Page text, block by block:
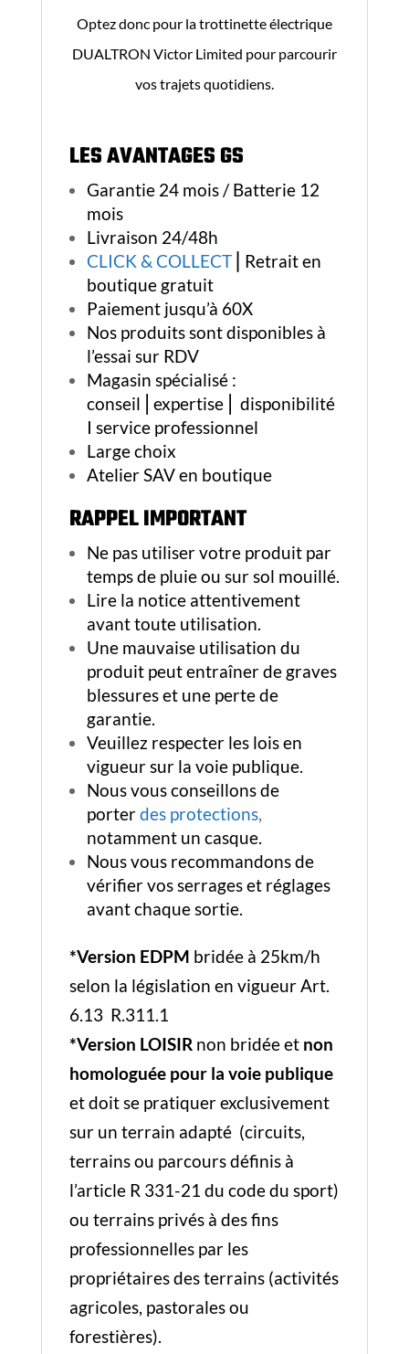
Optez donc pour la trottinette électrique
DUALTRON Victor Limited pour parcourir
vos trajets quotidiens.
LES AVANTAGES GS
Garantie 24 mois / Batterie 12
mois
Livraison 24/48h
CLICK & COLLECT
⎢Retrait en
boutique gratuit
Paiement jusqu’à 60X
Nos produits sont disponibles à
l’essai sur RDV
Magasin spécialisé :
conseil⎪expertise⎪ disponibilité
I service professionnel
Large choix
Atelier SAV en boutique
RAPPEL IMPORTANT
Ne pas utiliser votre produit par
temps de pluie ou sur sol mouillé.
Lire la notice attentivement
avant toute utilisation.
Une mauvaise utilisation du
produit peut entraîner de graves
blessures et une perte de
garantie.
Veuillez respecter les lois en
vigueur sur la voie publique.
Nous vous conseillons de
porterdes protections,
notamment un casque.
Nous vous recommandons de
vérifier vos serrages et réglages
avant chaque sortie.
*Version EDPM bridée à 25km/h
selon la législation en vigueur Art.
6.13 R.311.1
*Version LOISIRnon bridée et non
homologuée pour la voie publique
et doit se pratiquer exclusivement
sur un terrain adapté (circuits,
terrains ou parcours définis à
l’article R 331-21 du code du sport)
ou terrains privés à des fins
professionnelles par les
propriétaires des terrains (activités
agricoles, pastorales ou
forestières).